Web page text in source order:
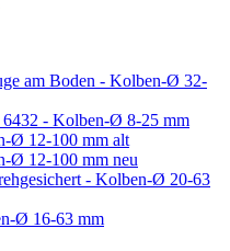
am Boden - Kolben-Ø 32-
6432 - Kolben-Ø 8-25 mm
Ø 12-100 mm alt
Ø 12-100 mm neu
- Kolben-Ø 20-63
Ø 16-63 mm